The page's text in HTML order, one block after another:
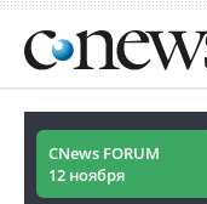
CNews FORUM
12 ноября